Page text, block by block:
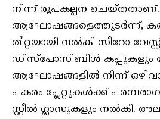
നിന്ന് രൂപകല്പന ചെയ്തതാണ്.
ആഘോഷങ്ങളെത്തുടർന്ന്,
തീറ്റയായി നൽകി സീറോ വേസ്റ്റ്
ഡിസ്പോസിബിൾ കപ്പുകളും
ആഘോഷങ്ങളിൽ നിന്ന്
പകരം പ്ലേറ്റുകൾക്ക്
സ്റ്റീൽ ഗ്ലാസുകളും നൽകി.